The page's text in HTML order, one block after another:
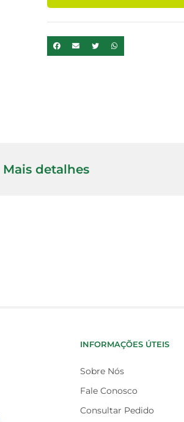
BIOSOFT
quantidade
Mais detalhes
INFORMAÇÕES ÚTEIS
Sobre Nós
Fale Conosco
Consultar Pedido